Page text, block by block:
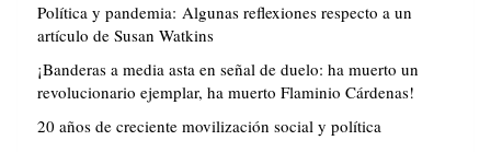
Política y pandemia: Algunas reflexiones respecto a un
artículo de Susan Watkins
¡Banderas a media asta en señal de duelo: ha muerto un
revolucionario ejemplar, ha muerto Flaminio Cárdenas!
20 años de creciente movilización social y política